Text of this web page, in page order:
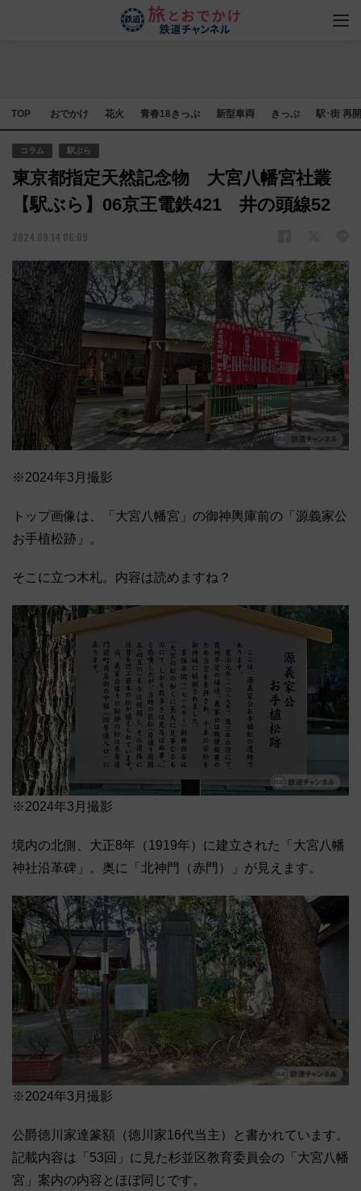
TOP おでかけ 花火 青春18きっぷ 新型車両 きっぷ 駅･街 再
コラム 駅ぶら
東京都指定天然記念物 大宮八幡宮社叢
【駅ぶら】06京王電鉄421 井の頭線52
2024.09.14 06:09
※2024年3月撮影
トップ画像は、「大宮八幡宮」の御神輿庫前の「源義家公
お手植松跡」。
そこに立つ木札。内容は読めますね？
※2024年3月撮影
境内の北側、大正8年（1919年）に建立された「大宮八幡
神社沿革碑」。奥に「北神門（赤門）」が見えます。
※2024年3月撮影
公爵徳川家達篆額（徳川家16代当主）と書かれています。
記載内容は「53回」に見た杉並区教育委員会の「大宮八幡
宮」案内の内容とほぼ同じです。